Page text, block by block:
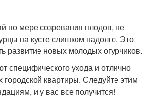
по мере созревания плодов, не
на кусте слишком надолго. Это
развитие новых молодых огурчиков.
специфического ухода и отлично
городской квартиры. Следуйте этим
и у вас все получится!